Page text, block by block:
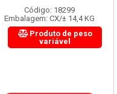
Código: 18299
Embalagem: CX/± 14,4 KG
Produto de peso
variável